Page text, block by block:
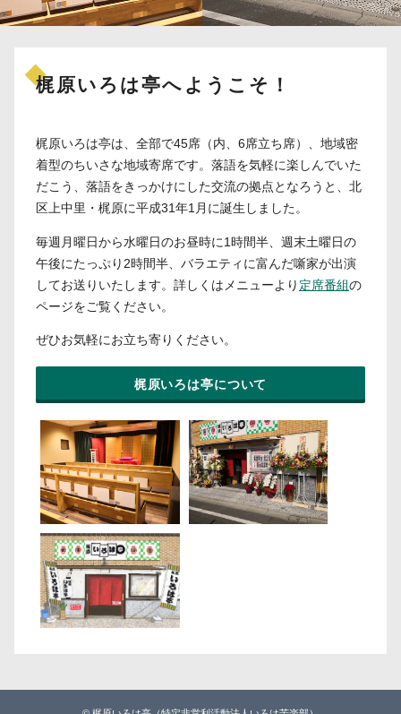
梶原いろは亭へようこそ！
梶原いろは亭は、全部で45席（内、6席立ち席）、地域密
着型のちいさな地域寄席です。落語を気軽に楽しんでいた
だこう、落語をきっかけにした交流の拠点となろうと、北
区上中里・梶原に平成31年1月に誕生しました。
毎週月曜日から水曜日のお昼時に1時間半、週末土曜日の
午後にたっぷり2時間半、バラエティに富んだ噺家が出演
してお送りいたします。詳しくはメニューより 定席番組の
ページをご覧ください。
ぜひお気軽にお立ち寄りください。
梶原いろは亭について